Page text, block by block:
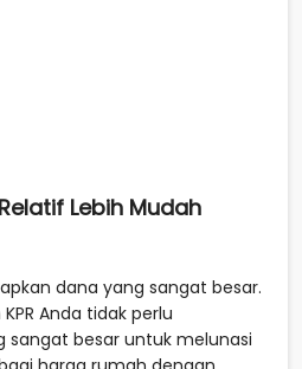
Lebih Mudah
dana yang sangat besar.
Anda tidak perlu
sangat besar untuk melunasi